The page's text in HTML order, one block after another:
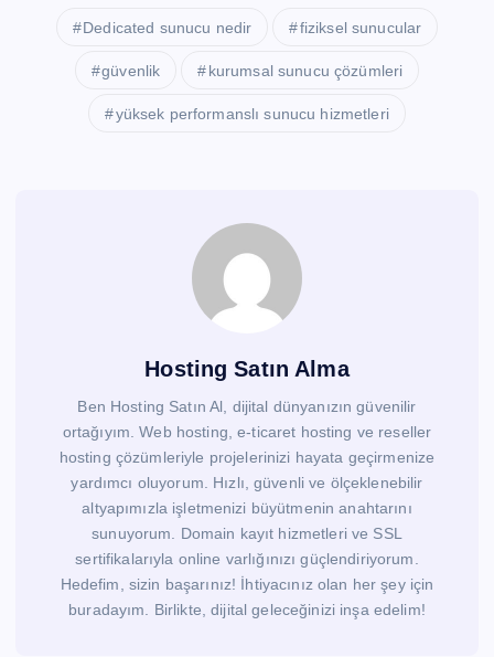
Dedicated sunucu nedir fiziksel sunucular
güvenlik kurumsal sunucu çözümleri
yüksek performanslı sunucu hizmetleri
Hosting Satın Alma
Ben Hosting Satın Al, dijital dünyanızın güvenilir
ortağıyım. Web hosting, e-ticaret hosting ve reseller
hosting çözümleriyle projelerinizi hayata geçirmenize
yardımcı oluyorum. Hızlı, güvenli ve ölçeklenebilir
altyapımızla işletmenizi büyütmenin anahtarını
sunuyorum. Domain kayıt hizmetleri ve SSL
sertifikalarıyla online varlığınızı güçlendiriyorum.
Hedefim, sizin başarınız! İhtiyacınız olan her şey için
buradayım. Birlikte, dijital geleceğinizi inşa edelim!